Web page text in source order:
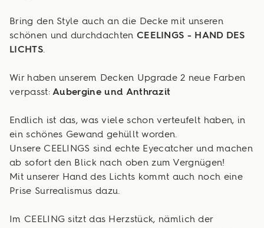
Bring den Style auch an die Decke mit unseren
schönen und durchdachten CEELINGS - HAND DES
LICHTS.
Wir haben unserem Decken Upgrade 2 neue Farben
verpasst:Aubergine und Anthrazit
Endlich ist das, was viele schon verteufelt haben, in
ein schönes Gewand gehüllt worden.
Unsere CEELINGS sind echte Eyecatcher und machen
ab sofort den Blick nach oben zum Vergnügen!
Mit unserer Hand des Lichts kommt auch noch eine
Prise Surrealismus dazu.
Im CEELING sitzt das Herzstück, nämlich der